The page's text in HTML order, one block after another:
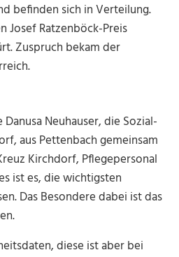
befinden sich in Verteilung.
Josef Ratzenböck-Preis
Zuspruch bekam der
Neuhauser, die Sozial-
aus Pettenbach gemeinsam
Kirchdorf, Pflegepersonal
ist es, die wichtigsten
Das Besondere dabei ist das
diese ist aber bei